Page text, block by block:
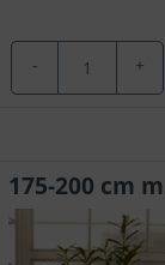
- +
175-200 cm